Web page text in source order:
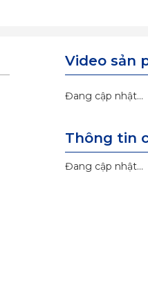
Video sản
Đang cập nhật...
Thông tin
Đang cập nhật...